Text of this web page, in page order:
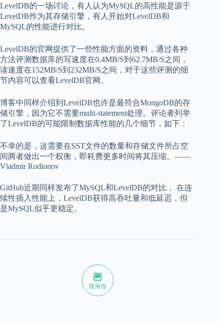
LevelDB的一场讨论，有人认为MySQL的高性能是源于
LevelDB作为其存储引擎，有人开始对LevelDB和
MySQL的性能进行对比。
LevelDB的官网提供了一些性能方面的资料，通过各种
方法评测数据库的写速度在0.4MB/S到62.7MB/S之间，
读速度在152MB/S到232MB/S之间，对于这些评测的细
节内容可以查看LevelDB官网。
博客中同样介绍到LevelDB也许是最符合MongoDB的存
储引擎，因为它不需要multi-statement处理。评论者列举
了LevelDB的可能限制数据库性能的几个细节，如下：
不幸的是，这需要在SST文件的数量和存储文件所占空
间两者做出一个权衡，即耗费更多时间将其压缩。——
Vladmir Rodionov
GitHub近期同样发布了MySQL和LevelDB的对比， 在连
续性插入性能上，LevelDB获得高吞吐量和低延迟，但
是MySQL似乎更稳定。
微海报